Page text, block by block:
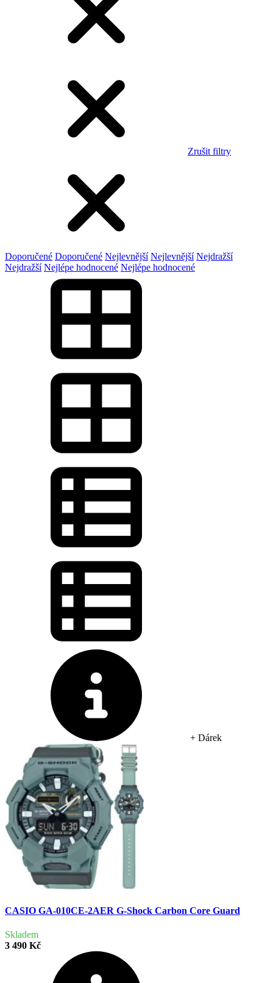
Zrušit filtry
Doporučené Doporučené Nejlevnější Nejlevnější Nejdražší
Nejdražší Nejlépe hodnocené Nejlépe hodnocené
+ Dárek
CASIO GA-010CE-2AER G-Shock Carbon Core Guard
Skladem
3 490 Kč